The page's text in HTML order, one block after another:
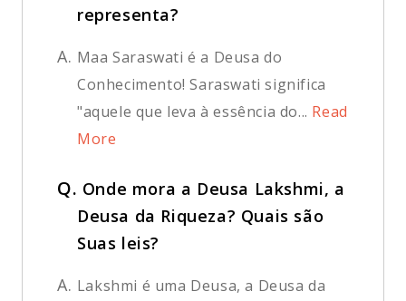
representa?
A. Maa Saraswati é a Deusa do
Conhecimento! Saraswati significa
"aquele que leva à essência do... Read
More
Q. Onde mora a Deusa Lakshmi, a
Deusa da Riqueza? Quais são
Suas leis?
A. Lakshmi é uma Deusa, a Deusa da